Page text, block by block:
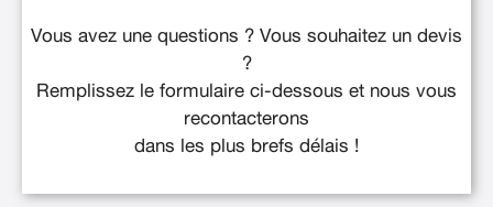
Vous avez une questions ? Vous souhaitez un devis
?
Remplissez le formulaire ci-dessous et nous vous
recontacterons
dans les plus brefs délais !